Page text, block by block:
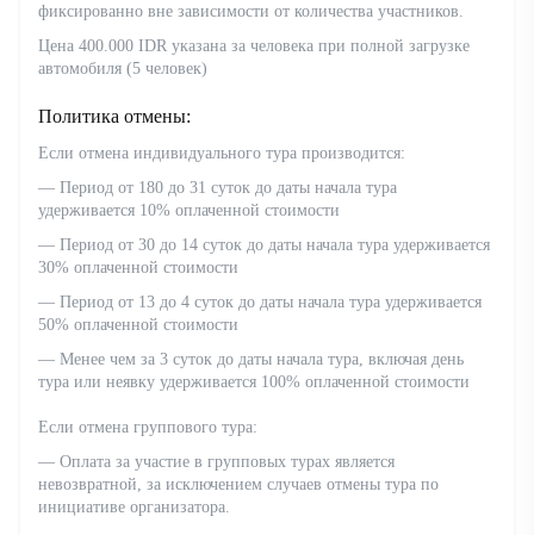
фиксированно вне зависимости от количества участников.
Цена 400.000 IDR указана за человека при полной загрузке
автомобиля (5 человек)
Политика отмены:
Если отмена индивидуального тура производится:
— Период от 180 до 31 суток до даты начала тура
удерживается 10% оплаченной стоимости
— Период от 30 до 14 суток до даты начала тура удерживается
30% оплаченной стоимости
— Период от 13 до 4 суток до даты начала тура удерживается
50% оплаченной стоимости
— Менее чем за 3 суток до даты начала тура, включая день
тура или неявку удерживается 100% оплаченной стоимости
Если отмена группового тура:
— Оплата за участие в групповых турах является
невозвратной, за исключением случаев отмены тура по
инициативе организатора.